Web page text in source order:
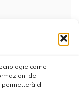
come i
del
permetterà di